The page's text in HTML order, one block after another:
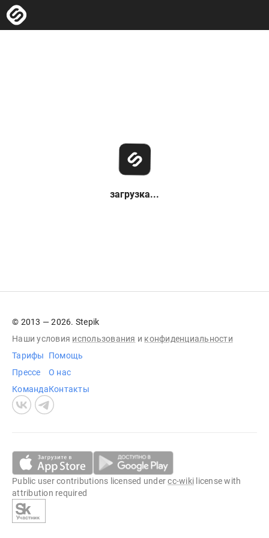
загрузка...
© 2013 — 2026. Stepik
Наши условия использования и конфиденциальности
Тарифы
Прессе
Команда
Помощь
О нас
Контакты
Public user contributions licensed undercc-wiki license with
attribution required